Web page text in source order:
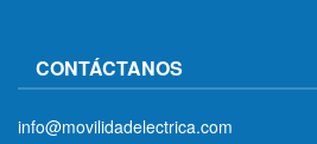
CONTÁCTANOS
info@movilidadelectrica.com